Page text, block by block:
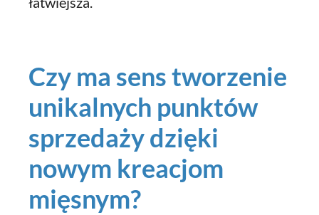
Czy ma sens tworzenie
unikalnych punktów
sprzedaży dzięki
nowym kreacjom
mięsnym?